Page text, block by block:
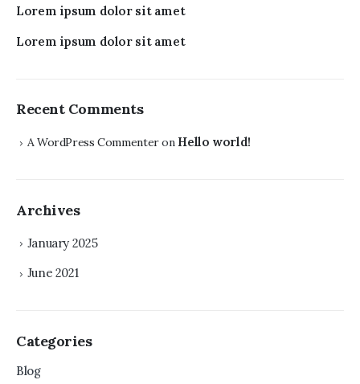
Lorem ipsum dolor sit amet
Lorem ipsum dolor sit amet
Recent Comments
A WordPress Commenteron Hello world!
Archives
January 2025
June 2021
Categories
Blog